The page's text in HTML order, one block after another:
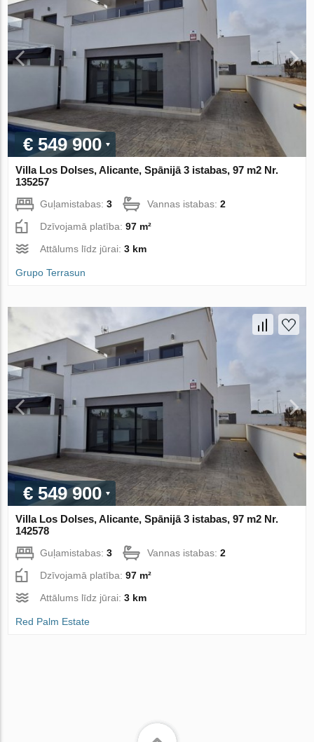
€ 549 900
Villa Los Dolses, Alicante, Spānijā 3 istabas, 97 m2 Nr.
135257
Guļamistabas:3 Vannas istabas:2
Dzīvojamā platība:97 m²
Attālums līdz jūrai:3 km
Grupo Terrasun
€ 549 900
Villa Los Dolses, Alicante, Spānijā 3 istabas, 97 m2 Nr.
142578
Guļamistabas:3 Vannas istabas:2
Dzīvojamā platība:97 m²
Attālums līdz jūrai:3 km
Red Palm Estate